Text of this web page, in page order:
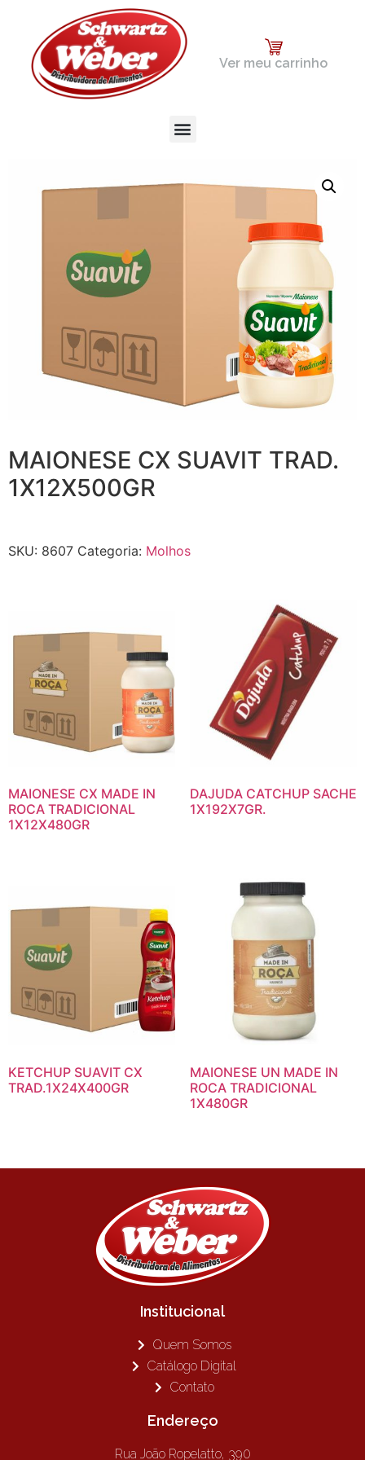
Ver meu carrinho
MAIONESE CX SUAVIT TRAD.
1X12X500GR
SKU: 8607 Categoria: Molhos
MAIONESE CX MADE IN
ROCA TRADICIONAL
1X12X480GR
DAJUDA CATCHUP SACHE
1X192X7GR.
KETCHUP SUAVIT CX
TRAD.1X24X400GR
MAIONESE UN MADE IN
ROCA TRADICIONAL
1X480GR
Institucional
Quem Somos
Catálogo Digital
Contato
Endereço
Rua João Ropelatto, 390